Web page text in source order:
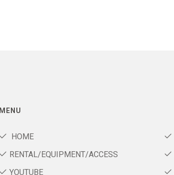
MENU
HOME
RENTAL/EQUIPMENT/ACCESS
YOUTUBE